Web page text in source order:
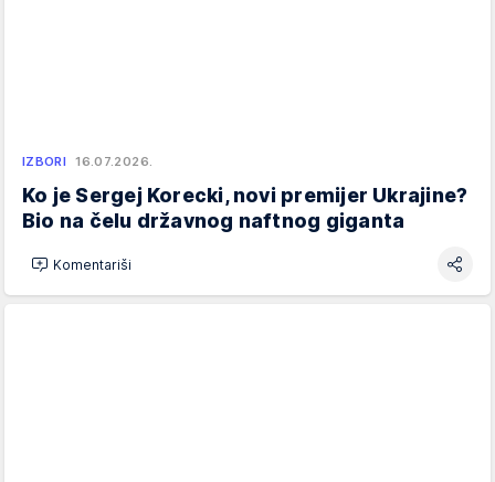
IZBORI 16.07.2026.
Ko je Sergej Korecki, novi premijer Ukrajine?
Bio na čelu državnog naftnog giganta
Komentariši